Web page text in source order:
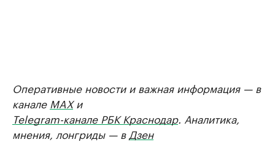
Оперативные новости и важная информация — в
канале MAXи
Telegram-канале РБК Краснодар. Аналитика,
мнения, лонгриды — в Дзен